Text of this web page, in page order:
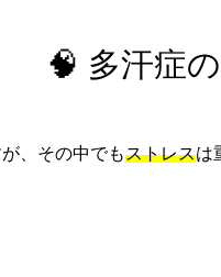
🧠 多汗症
、その中でもストレスは